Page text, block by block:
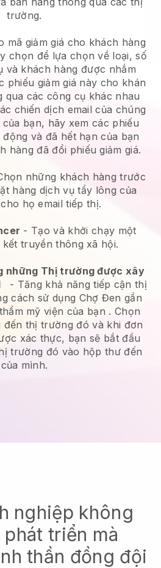
trường.
mã giảm giá cho khách hàng
chọn để lựa chọn về loại, số
và khách hàng được nhắm
phiếu giảm giá này cho khán
qua các công cụ khác nhau
chiến dịch email của chúng
bạn, hãy xem các phiếu
động và đã hết hạn của bạn
hàng đã đổi phiếu giảm giá.
những khách hàng trước
hàng dịch vụ tẩy lông của
họ email tiếp thị.
- Tạo và khởi chạy một
truyền thông xã hội.
những Thị trường được xây
- Tăng khả năng tiếp cận thị
cách sử dụng Chợ Đen gần
mỹ viện của bạn . Chọn
đến thị trường đó và khi đơn
xác thực, bạn sẽ bắt đầu
trường đó vào hộp thư đến
của mình.
nghiệp không
triển mà
thần đồng đội